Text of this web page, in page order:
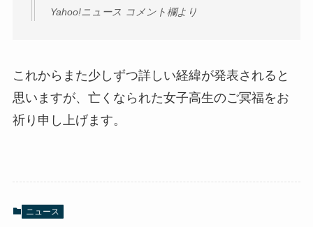
Yahoo!ニュース コメント欄より
これからまた少しずつ詳しい経緯が発表されると
思いますが、亡くなられた女子高生のご冥福をお
祈り申し上げます。
ニュース